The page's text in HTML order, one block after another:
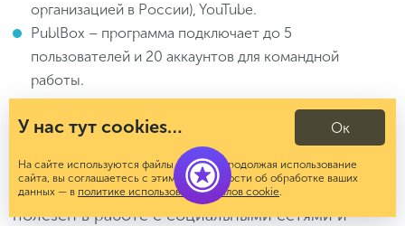
организацией в России), YouTube.
PublBox – программа подключает до 5
пользователей и 20 аккаунтов для командной
работы.
Заключение
Сервис отложенного постинга SMMplanner
полезен в работе с социальными сетями и
У нас тут cookies…
На сайте используются файлы cookies. Продолжая использование
сайта, вы соглашаетесь с этим. Подробности об обработке ваших
данных — в политике использования файлов cookie.
Ок